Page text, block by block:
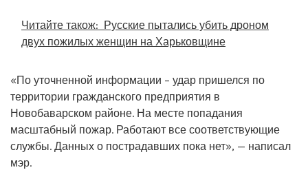
Читайте також: Русские пытались убить дроном
двух пожилых женщин на Харьковщине
«По уточненной информации – удар пришелся по
территории гражданского предприятия в
Новобаварском районе. На месте попадания
масштабный пожар. Работают все соответствующие
службы. Данных о пострадавших пока нет», — написал
мэр.